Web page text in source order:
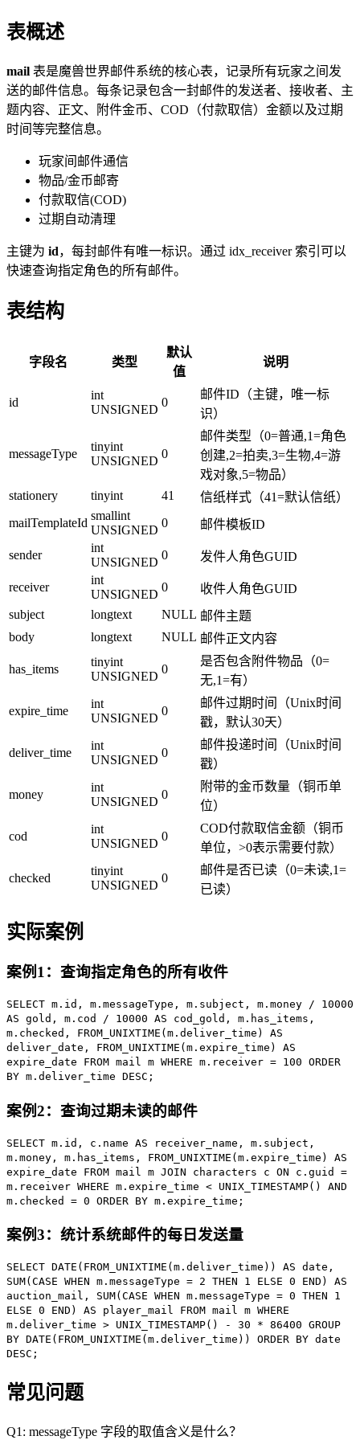
表概述
mail 表是魔兽世界邮件系统的核心表，记录所有玩家之间发
送的邮件信息。每条记录包含一封邮件的发送者、接收者、主
题内容、正文、附件金币、COD（付款取信）金额以及过期
时间等完整信息。
玩家间邮件通信
物品/金币邮寄
付款取信(COD)
过期自动清理
主键为 id，每封邮件有唯一标识。通过 idx_receiver 索引可以
快速查询指定角色的所有邮件。
表结构
字段名 类型
默认
值
说明
id
int
UNSIGNED
0
邮件ID（主键，唯一标
识）
messageType
tinyint
UNSIGNED
0
邮件类型（0=普通,1=角色
创建,2=拍卖,3=生物,4=游
戏对象,5=物品）
stationery
tinyint 41
信纸样式（41=默认信纸）
mailTemplateId
smallint
UNSIGNED
0 邮件模板ID
sender
int
UNSIGNED
0 发件人角色GUID
receiver
int
UNSIGNED
0
收件人角色GUID
subject
longtext NULL 邮件主题
body
longtext NULL 邮件正文内容
has_items
tinyint
UNSIGNED
0
是否包含附件物品（0=
无,1=有）
expire_time
int
UNSIGNED
0
邮件过期时间（Unix时间
戳，默认30天）
deliver_time
int
UNSIGNED
0
邮件投递时间（Unix时间
戳）
money
int
UNSIGNED
0
附带的金币数量（铜币单
位）
cod
int
UNSIGNED
0
COD付款取信金额（铜币
单位，>0表示需要付款）
checked
tinyint
UNSIGNED
0
邮件是否已读（0=未读,1=
已读）
实际案例
案例1：查询指定角色的所有收件
SELECT m.id, m.messageType, m.subject, m.money / 10000
AS gold, m.cod / 10000 AS cod_gold, m.has_items,
m.checked, FROM_UNIXTIME (m.deliver_time) AS
deliver_date, FROM_UNIXTIME (m.expire_time) AS
expire_date FROM mail m WHERE m.receiver = 100 ORDER
BY m.deliver_time DESC ;
案例2：查询过期未读的邮件
SELECT m.id, c.name AS receiver_name, m.subject,
m.money, m.has_items, FROM_UNIXTIME (m.expire_time) AS
expire_date FROM mail m JOIN characters c ON c.guid =
m.receiver WHERE m.expire_time < UNIX_TIMESTAMP() AND
m.checked = 0 ORDER BY m.expire_time;
案例3：统计系统邮件的每日发送量
SELECT DATE ( FROM_UNIXTIME (m.deliver_time)) AS date,
SUM( CASE WHEN m.messageType = 2 THEN 1 ELSE 0 END ) AS
auction_mail, SUM( CASE WHEN m.messageType = 0 THEN
1
ELSE 0 END ) AS player_mail FROM mail m WHERE
m.deliver_time > UNIX_TIMESTAMP() - 30 * 86400 GROUP
BY DATE ( FROM_UNIXTIME (m.deliver_time)) ORDER BY date
DESC ;
常见问题
Q1: messageType 字段的取值含义是什么？